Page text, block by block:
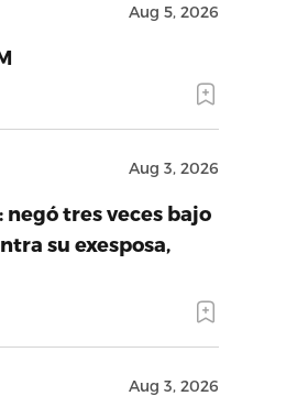
Aug 5, 2026
Aug 3, 2026
negó tres veces bajo
su exesposa,
Aug 3, 2026